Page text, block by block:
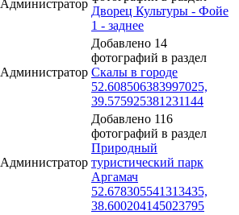
Администратор
Дворец Культуры - Фойе
1 - заднее
Администратор
Добавлено 14
фотографий в раздел
Скалы в городе
52.608506383997025,
39.575925381231144
Администратор
Добавлено 116
фотографий в раздел
Природный
туристический парк
Аргамач
52.678305541313435,
38.600204145023795